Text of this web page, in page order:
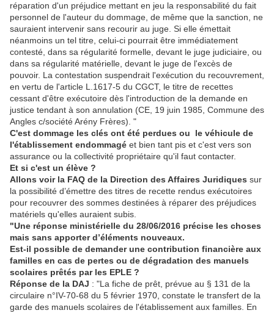
réparation d'un préjudice mettant en jeu la responsabilité du fait
personnel de l'auteur du dommage, de même que la sanction, ne
sauraient intervenir sans recourir au juge. Si elle émettait
néanmoins un tel titre, celui-ci pourrait être immédiatement
contesté, dans sa régularité formelle, devant le juge judiciaire, ou
dans sa régularité matérielle, devant le juge de l'excès de
pouvoir. La contestation suspendrait l'exécution du recouvrement,
en vertu de l'article L.1617-5 du CGCT, le titre de recettes
cessant d'être exécutoire dès l'introduction de la demande en
justice tendant à son annulation (CE, 19 juin 1985, Commune des
Angles c/société Arény Frères). "
C'est dommage les clés ont été perdues ou le véhicule de
l'établissement endommagé et bien tant pis et c'est vers son
assurance ou la collectivité propriétaire qu'il faut contacter.
Et si c'est un élève ?
Allons voir la FAQ de la Direction des Affaires Juridiques sur
la possibilité d’émettre des titres de recette rendus exécutoires
pour recouvrer des sommes destinées à réparer des préjudices
matériels qu'elles auraient subis.
"Une réponse ministérielle du 28/06/2016 précise les choses
mais sans apporter d’éléments nouveaux.
Est-il possible de demander une contribution financière aux
familles en cas de pertes ou de dégradation des manuels
scolaires prêtés par les EPLE ?
Réponse de la DAJ : "La fiche de prêt, prévue au § 131 de la
circulaire n°IV-70-68 du 5 février 1970, constate le transfert de la
garde des manuels scolaires de l'établissement aux familles. En